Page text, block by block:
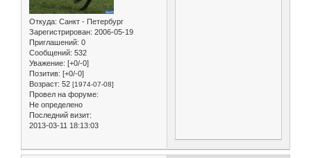
Откуда: Санкт - Петербург
Зарегистрирован: 2006-05-19
Приглашений: 0
Сообщений: 532
Уважение: [+0/-0]
Позитив: [+0/-0]
Возраст: 52 [1974-07-08]
Провел на форуме:
Не определено
Последний визит:
2013-03-11 18:13:03